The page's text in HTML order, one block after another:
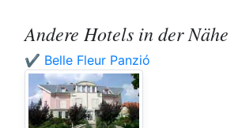
Andere Hotels in der Nähe
✔️ Belle Fleur Panzió